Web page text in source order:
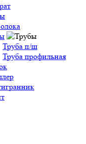
Труба п/ш
Труба профильная